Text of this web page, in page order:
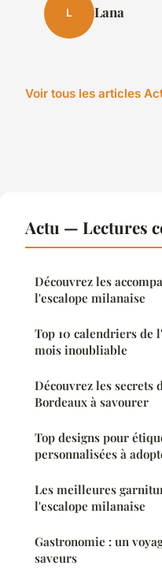
L Lana
Voir tous les articles
Actu — Lectures
Découvrez les
l'escalope milanaise
Top 10 calendriers de
mois inoubliable
Découvrez les secrets
Bordeaux à savourer
Top designs pour
personnalisées à
Les meilleures
l'escalope milanaise
Gastronomie : un
saveurs